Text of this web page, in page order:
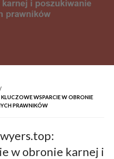
WSPARCIE W OBRONIE
PRAWNIKÓW
w obronie karnej i